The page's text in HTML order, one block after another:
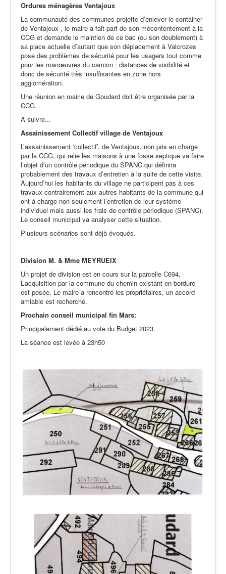
Ordures ménagères Ventajoux
La communauté des communes projette d’enlever le container
de Ventajoux , le maire a fait part de son mécontentement à la
CCG et demande le maintien de ce bac (ou son doublement) à
sa place actuelle d’autant que son déplacement à Valcrozes
pose des problèmes de sécurité pour les usagers tout comme
pour les manœuvres du camion : distances de visibilité et
donc de sécurité très insuffisantes en zone hors
agglomération.
Une réunion en mairie de Goudard doit être organisée par la
CCG.
A suivre...
Assainissement Collectif village de Ventajoux
L’assainissement ‘collectif’, de Ventajoux, non pris en charge
par la CCG, qui relie les maisons à une fosse septique va faire
l’objet d’un contrôle périodique du SPANC qui définira
probablement des travaux d’entretien à la suite de cette visite.
Aujourd’hui les habitants du village ne participent pas à ces
travaux contrairement aux autres habitants de la commune qui
ont à charge non seulement l’entretien de leur système
individuel mais aussi les frais de contrôle périodique (SPANC).
Le conseil municipal va analyser cette situation.
Plusieurs scénarios sont déjà évoqués.
Division M. & Mme MEYRUEIX
Un projet de division est en cours sur la parcelle C694,
L’acquisition par la commune du chemin existant en bordure
est posée. Le maire a rencontré les propriétaires, un accord
amiable est recherché.
Prochain conseil municipal fin Mars:
Principalement dédié au vote du Budget 2023.
La séance est levée à 23h50